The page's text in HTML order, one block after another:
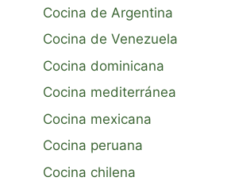
Cocina de Argentina
Cocina de Venezuela
Cocina dominicana
Cocina mediterránea
Cocina mexicana
Cocina peruana
Cocina chilena